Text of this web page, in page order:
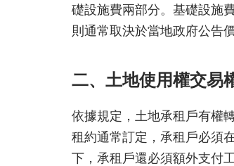
礎設施費兩部分。基礎設施
則通常取決於當地政府公告
二、土地使用權交易
依據規定，土地承租戶有權
租約通常訂定，承租戶必須
下，承租戶還必須額外支付